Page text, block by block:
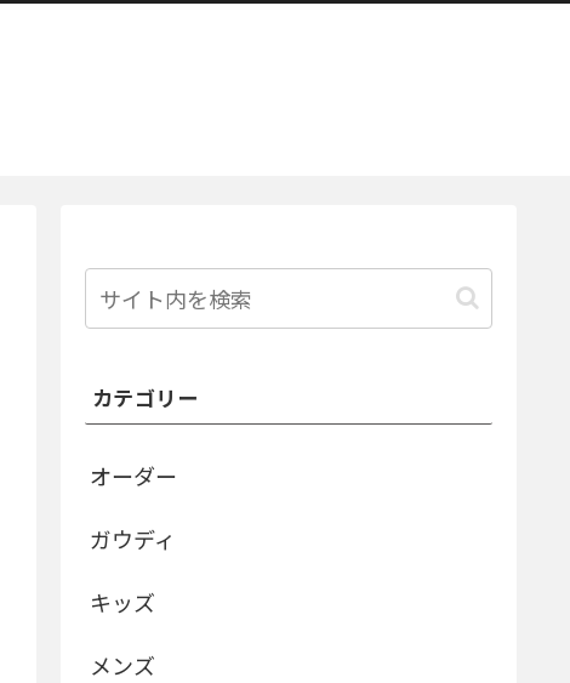
カテゴリー
オーダー
ガウディ
キッズ
メンズ